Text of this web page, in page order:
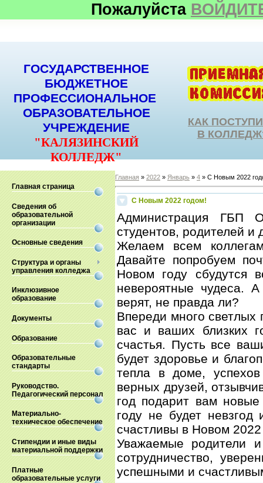
Пожалуйста
ГОСУДАРСТВЕННОЕ
БЮДЖЕТНОЕ
ПРОФЕССИОНАЛЬНОЕ
ОБРАЗОВАТЕЛЬНОЕ
УЧРЕЖДЕНИЕ
"КАЛЯЗИНСКИЙ
КОЛЛЕДЖ"
КАК
В
Главная страница
Сведения об
образовательной
организации
Основные сведения
Структура и органы
управления колледжа
Инклюзивное
образование
Документы
Образование
Образовательные
стандарты
Руководство.
Педагогический персонал
Материально-
техническое обеспечение
Стипендии и иные виды
материальной поддержки
Платные
образовательные услуги
Главная » 2022 » Январь » 4 » С Новым 2022
С Новым 2022 годом!
Администрация ГБП
студентов, родителей
Желаем всем
Давайте попробуем
Новом году сбудутся
невероятные чудеса.
верят, не правда ли?
Впереди много светлых
вас и ваших близких
счастья. Пусть все
будет здоровье и
тепла в доме,
верных друзей,
год подарит вам
году не будет
счастливы в Новом 2022
Уважаемые родители
сотрудничество,
успешными и